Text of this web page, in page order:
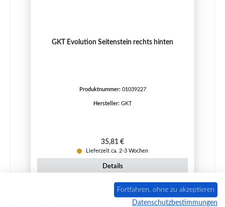
GKT Evolution Seitenstein rechts hinten
Produktnummer: 01039227
Hersteller: GKT
Regulärer Preis:
35,81 €
Lieferzeit ca. 2-3 Wochen
Details
Fortfahren, ohne zu akzeptieren
Datenschutzbestimmungen